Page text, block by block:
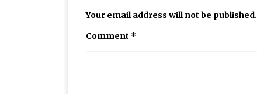
Your email address will not be published.
Comment *